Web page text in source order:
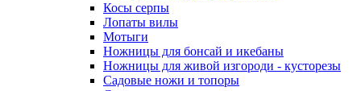
Косы серпы
Лопаты вилы
Мотыги
Ножницы для бонсай и икебаны
Ножницы для живой изгороди - кусторезы
Садовые ножи и топоры